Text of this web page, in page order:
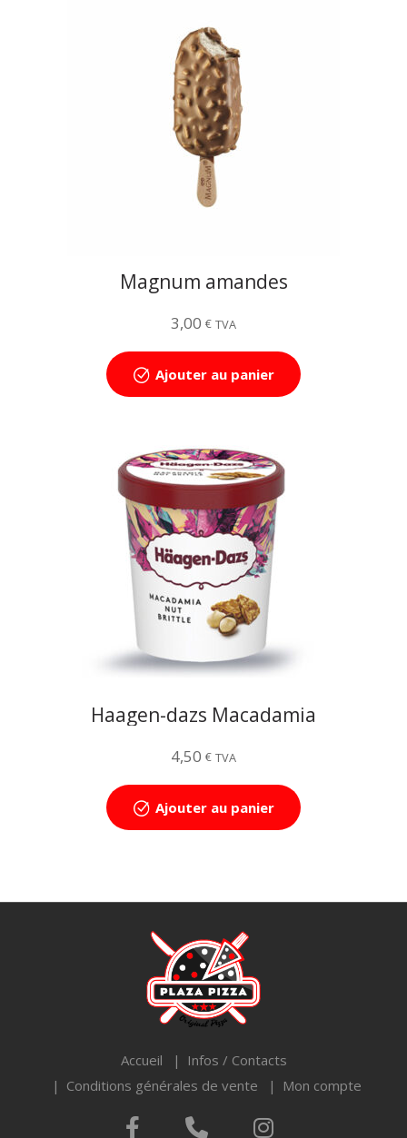
Magnum amandes
3,00 € TVA
Ajouter au panier
Haagen-dazs Macadamia
4,50 € TVA
Ajouter au panier
Accueil
Infos / Contacts
Conditions générales de vente
Mon compte